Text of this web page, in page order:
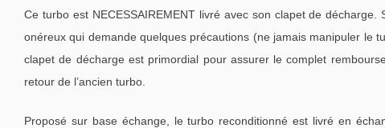
Ce turbo est NECESSAIREMENT livré avec son clapet de
onéreux qui demande quelques précautions (ne jamais manipuler le
clapet de décharge est primordial pour assurer le complet
retour de l’ancien turbo.
Proposé sur base échange, le turbo reconditionné est livré en